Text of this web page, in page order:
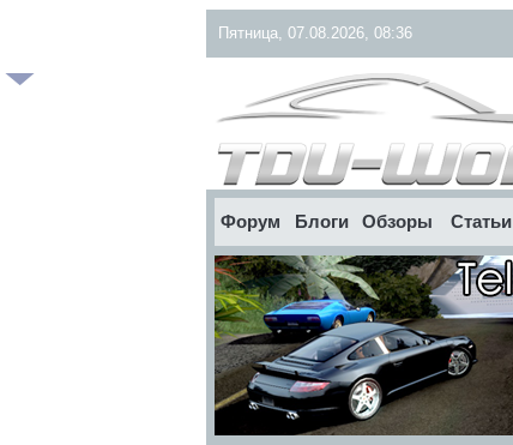
Пятница, 07.08.2026, 08:36
Форум Блоги Обзоры Статьи